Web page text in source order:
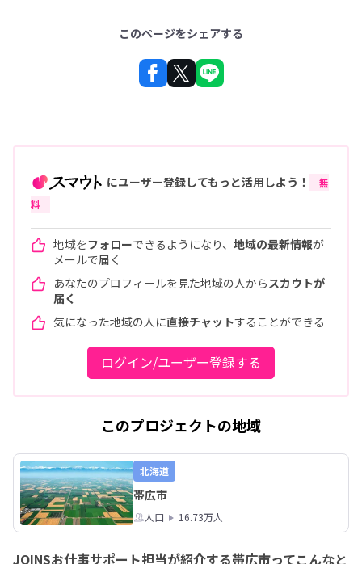
このページをシェアする
にユーザー登録してもっと活用しよう！
無
料
地域をフォローできるようになり、 地域の最新情報が
メールで届く
あなたのプロフィールを見た地域の人から スカウトが
届く
気になった地域の人に直接チャットすることができる
ログイン/ユーザー登録する
このプロジェクトの地域
北海道
帯広市
人口 16.73万人
JOINSお仕事サポート担当が紹介する帯広市ってこんなと